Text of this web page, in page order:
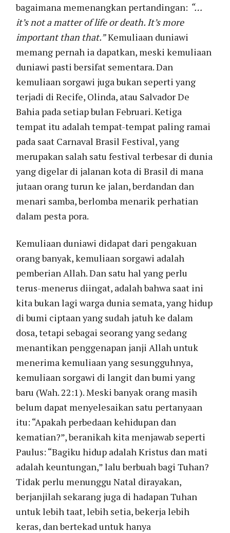
bagaimana memenangkan pertandingan: “…
it’s not a matter of life or death. It’s more
important than that.”Kemuliaan duniawi
memang pernah ia dapatkan, meski kemuliaan
duniawi pasti bersifat sementara. Dan
kemuliaan sorgawi juga bukan seperti yang
terjadi di Recife, Olinda, atau Salvador De
Bahia pada setiap bulan Februari. Ketiga
tempat itu adalah tempat-tempat paling ramai
pada saat Carnaval Brasil Festival, yang
merupakan salah satu festival terbesar di dunia
yang digelar di jalanan kota di Brasil di mana
jutaan orang turun ke jalan, berdandan dan
menari samba, berlomba menarik perhatian
dalam pesta pora.
Kemuliaan duniawi didapat dari pengakuan
orang banyak, kemuliaan sorgawi adalah
pemberian Allah. Dan satu hal yang perlu
terus-menerus diingat, adalah bahwa saat ini
kita bukan lagi warga dunia semata, yang hidup
di bumi ciptaan yang sudah jatuh ke dalam
dosa, tetapi sebagai seorang yang sedang
menantikan penggenapan janji Allah untuk
menerima kemuliaan yang sesungguhnya,
kemuliaan sorgawi di langit dan bumi yang
baru (Wah. 22:1). Meski banyak orang masih
belum dapat menyelesaikan satu pertanyaan
itu: “Apakah perbedaan kehidupan dan
kematian?”, beranikah kita menjawab seperti
Paulus: “Bagiku hidup adalah Kristus dan mati
adalah keuntungan,” lalu berbuah bagi Tuhan?
Tidak perlu menunggu Natal dirayakan,
berjanjilah sekarang juga di hadapan Tuhan
untuk lebih taat, lebih setia, bekerja lebih
keras, dan bertekad untuk hanya